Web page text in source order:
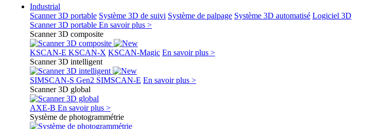
Industrial
Scanner 3D portable Système 3D de suivi Système de palpage Système 3D automatisé Logiciel 3D
Scanner 3D portable En savoir plus >
Scanner 3D composite
KSCAN-E KSCAN-X KSCAN-Magic En savoir plus >
Scanner 3D intelligent
SIMSCAN-S Gen2 SIMSCAN-E En savoir plus >
Scanner 3D global
AXE-B En savoir plus >
Système de photogrammétrie